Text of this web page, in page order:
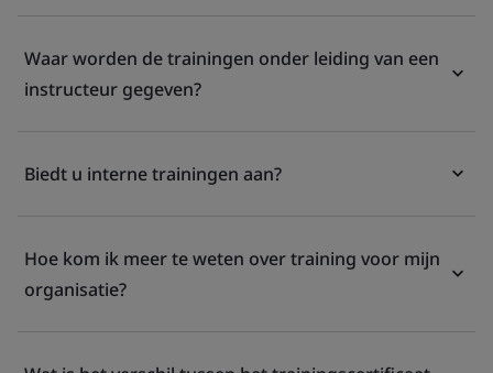
Waar worden de trainingen onder leiding van een
instructeur gegeven?
Biedt u interne trainingen aan?
Hoe kom ik meer te weten over training voor mijn
organisatie?